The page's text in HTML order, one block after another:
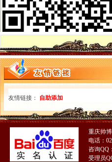
番禺区代办棋牌营业执照-游戏专区-学
【58同城】代办营业执照代办营业执
玉环艾德代理（公司注册个体户执照
广州市荔湾区龙溪小学食堂承包权采
执照转让,工商注册,代办营业执照,工
空港新城代办执照
政务公开-中国寿光
[年报]重庆百货：2012年年度报告（修
9月温州滨海新区工业用地供地计划_
郭庄镇:创业“帮办员”帮助青年创业忙_
【2016年晓旭财务咨询有限公司新招
新牌坊代办执照
寻求各地的住宿、美食、美景、包车
长春到【日本樱之旅】全景双飞8日
重庆香牌坊火锅加盟加盟_代理_重庆
破解中小企业融资困局.pdf文档全文免
友情链接： 自助添加
重庆帅
电话：
咨询QQ
受理员